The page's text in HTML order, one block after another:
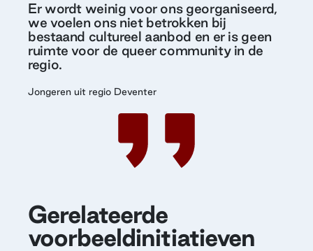
Er wordt weinig voor ons georganiseerd,
we voelen ons niet betrokken bij
bestaand cultureel aanbod en er is geen
ruimte voor de queer community in de
regio.
Jongeren uit regio Deventer
Gerelateerde
voorbeeldinitiatieven